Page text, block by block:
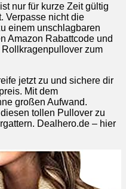
nur für kurze Zeit gültig
Verpasse nicht die
einem unschlagbaren
Amazon Rabattcode und
zum
jetzt zu und sichere dir
Mit dem
großen Aufwand.
tollen Pullover zu
Dealhero.de – hier